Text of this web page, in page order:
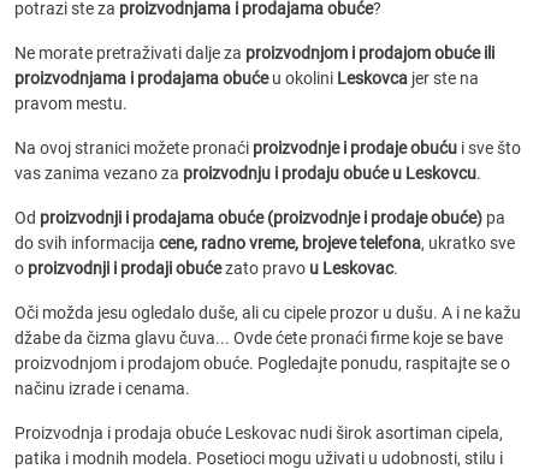
potrazi ste za proizvodnjama i prodajama obuće?
Ne morate pretraživati dalje za proizvodnjom i prodajom obuće ili
proizvodnjama i prodajama obućeu okolini Leskovca jer ste na
pravom mestu.
Na ovoj stranici možete pronaći proizvodnje i prodaje obuću i sve što
vas zanima vezano za proizvodnju i prodaju obuće u Leskovcu.
Od proizvodnji i prodajama obuće (proizvodnje i prodaje obuće) pa
do svih informacija cene, radno vreme, brojeve telefona, ukratko sve
o proizvodnji i prodaji obućezato pravo u Leskovac.
Oči možda jesu ogledalo duše, ali cu cipele prozor u dušu. A i ne kažu
džabe da čizma glavu čuva... Ovde ćete pronaći firme koje se bave
proizvodnjom i prodajom obuće. Pogledajte ponudu, raspitajte se o
načinu izrade i cenama.
Proizvodnja i prodaja obuće Leskovac nudi širok asortiman cipela,
patika i modnih modela. Posetioci mogu uživati u udobnosti, stilu i